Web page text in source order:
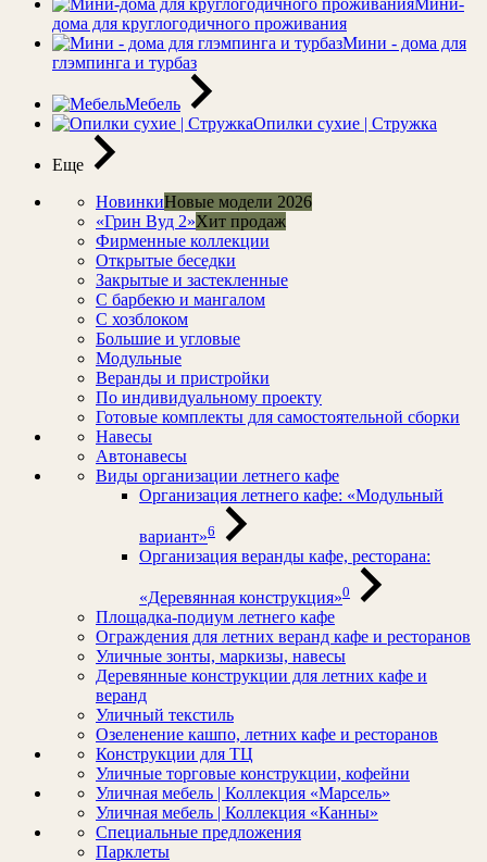
дома для круглогодичного проживания
Мини - дома для
глэмпинга и турбаз
Мебель
Опилки сухие | Стружка
Еще
НовинкиНовые модели 2026
«Грин Вуд 2»Хит продаж
Фирменные коллекции
Открытые беседки
Закрытые и застекленные
С барбекю и мангалом
С хозблоком
Большие и угловые
Модульные
Веранды и пристройки
По индивидуальному проекту
Готовые комплекты для самостоятельной сборки
Навесы
Автонавесы
Виды организации летнего кафе
Организация летнего кафе: «Модульный
вариант»6
Организация веранды кафе, ресторана:
«Деревянная конструкция»0
Площадка-подиум летнего кафе
Ограждения для летних веранд кафе и ресторанов
Уличные зонты, маркизы, навесы
Деревянные конструкции для летних кафе и
веранд
Уличный текстиль
Озеленение кашпо, летних кафе и ресторанов
Конструкции для ТЦ
Уличные торговые конструкции, кофейни
Уличная мебель | Коллекция «Марсель»
Уличная мебель | Коллекция «Канны»
Специальные предложения
Парклеты